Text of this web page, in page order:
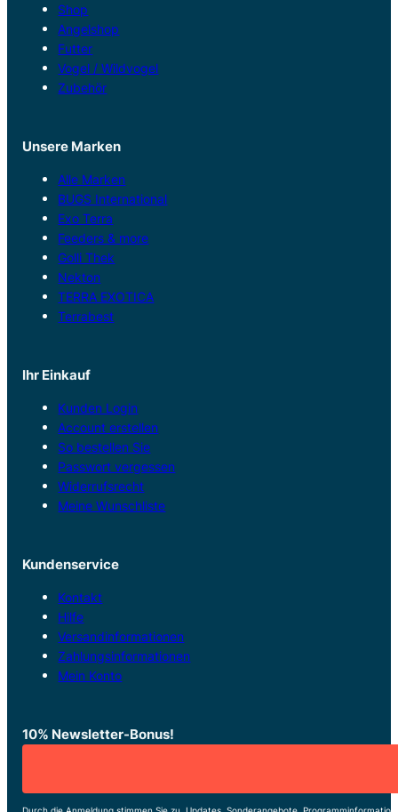
Shop
Angelshop
Futter
Vogel / Wildvogel
Zubehör
Unsere Marken
Alle Marken
BUGS International
Exo Terra
Feeders & more
Golli Thek
Nekton
TERRA EXOTICA
Terrabest
Ihr Einkauf
Kunden Login
Account erstellen
So bestellen Sie
Passwort vergessen
Widerrufsrecht
Meine Wunschliste
Kundenservice
Kontakt
Hilfe
Versandinformationen
Zahlungsinformationen
Mein Konto
10% Newsletter-Bonus!